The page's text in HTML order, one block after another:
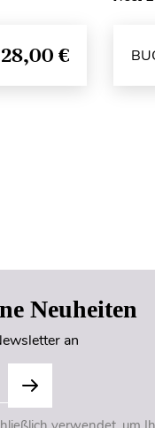
28,00 €
Neuheiten
an